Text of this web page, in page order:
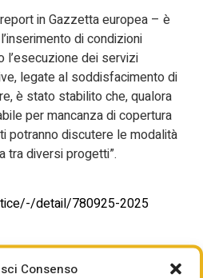
Consenso
in Gazzetta europea – è
di condizioni
dei servizi
legate al soddisfacimento di
è stato stabilito che, qualora
per mancanza di copertura
potranno discutere le modalità
tra diversi progetti”.
detail/780925-2025